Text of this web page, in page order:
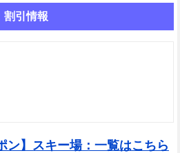
割引情報
ン】スキー場：一覧はこちら